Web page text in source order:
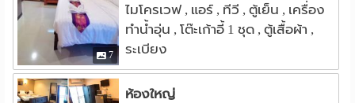
การเดินทาง
- หากมาจากถนนซูเปอร์ไฮเวย์เชียงใหม่-ลำปาง
รพ.เชียงใหม่ราม 0.6 กม. ศูนย์ศรีพัฒน์ 1.2 กม.
รพ.มหาราช เชียงใหม่(สวนดอก) 1.2 กม.
รพ.ประสาทเชียงใหม่
รพ.ช้างเผือก 1.3 กม.
7
ไมโครเวฟ , แอร์ , ทีวี , ตู้เย็น , เครื่อง
ทำน้ำอุ่น , โต๊ะเก้าอี้ 1 ชุด , ตู้เสื้อผ้า ,
ระเบียง
ห้องใหญ่